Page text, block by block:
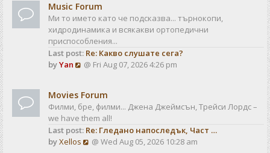
s
t
p
o
s
t
w
t
h
e
l
a
s
t
p
o
s
Music Forum
Ми то името като че подсказва... търнокопи,
хидродинамика и всякакви ортопедични
приспособления...
Last post: Re: Какво слушате сега?
byYan
V
w
t
h
e
@ Fri Aug 07, 2026 4:26 pm
Movies Forum
Филми, бре, филми... Джена Джеймсън, Трейси Лордс –
we have them all!
Last post: Re: Гледано напоследък, Част …
byXellos
V@ Wed Aug 05, 2026 10:28 am